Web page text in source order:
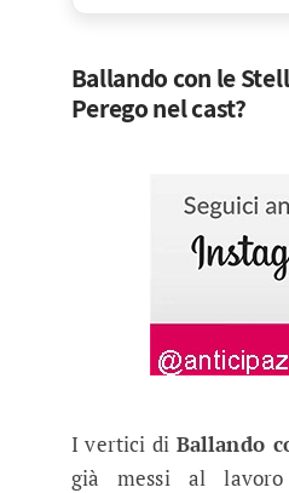
Ballando con le
Perego nel cast?
I vertici di Ballando
già messi al